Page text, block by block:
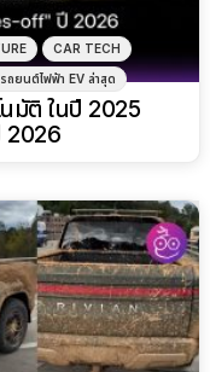
CAR TECH
รถยนต์ไฟฟ้า EV ล่าสุด
นมัติ ในปี 2025
2026